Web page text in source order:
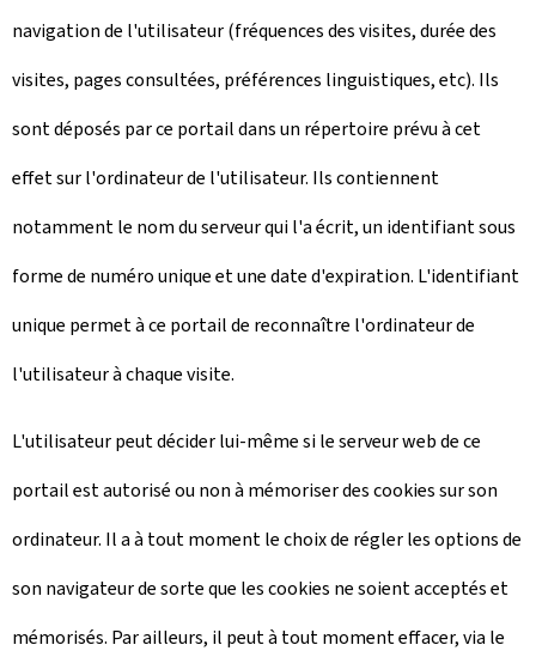
navigation de l'utilisateur (fréquences des visites, durée des
visites, pages consultées, préférences linguistiques, etc). Ils
sont déposés par ce portail dans un répertoire prévu à cet
effet sur l'ordinateur de l'utilisateur. Ils contiennent
notamment le nom du serveur qui l'a écrit, un identifiant sous
forme de numéro unique et une date d'expiration. L'identifiant
unique permet à ce portail de reconnaître l'ordinateur de
l'utilisateur à chaque visite.
L'utilisateur peut décider lui-même si le serveur web de ce
portail est autorisé ou non à mémoriser des cookies sur son
ordinateur. Il a à tout moment le choix de régler les options de
son navigateur de sorte que les cookies ne soient acceptés et
mémorisés. Par ailleurs, il peut à tout moment effacer, via le